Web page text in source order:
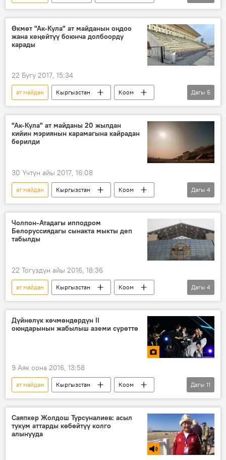
Жаңылыктар
Чолпон-Ата акча
Өкмөт "Ак-Кула" ат майданын оңдоо
жана кеңейтүү боюнча долбоорду
карады
22 Бугу 2017, 15:34
ат майдан Кыргызстан
Коом
Жаңылыктар
Бишкек
өкмөт
жыйын
реконструкция
Дагы 5
"Ак-Кула" ат майданы 20 жылдан
кийин мэриянын карамагына кайрадан
берилди
30 Үчтүн айы 2017, 16:08
ат майдан Кыргызстан
Коом
Жаңылыктар
Бишкек
Бишкек мэриясы
ипподром
Дагы 4
Чолпон-Атадагы ипподром
Белоруссиядагы сынакта мыкты деп
табылды
22 Тогуздун айы 2016, 18:36
ат майдан Кыргызстан
Коом
Жаңылыктар
Минск
ипподром
архитектор
Дагы 4
Дүйнөлүк көчмөндөрдүн II
оюндарынын жабылыш аземи сүрөттө
9 Аяк оона 2016, 13:58
ат майдан Кыргызстан
Коом
Сүрөт
Жаңылыктар
Маданият
Мультимедиа
Дүйнөлүк көчмөндөрдүн II оюндары
Дагы 11
Саяпкер Жолдош Турсуналиев: асыл
тукум аттарды көбөйтүү колго
алынууда